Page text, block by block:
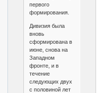
первого
формирования.
Дивизия была
вновь
сформирована в
июне, снова на
Западном
фронте, и в
течение
следующих двух
с половиной лет